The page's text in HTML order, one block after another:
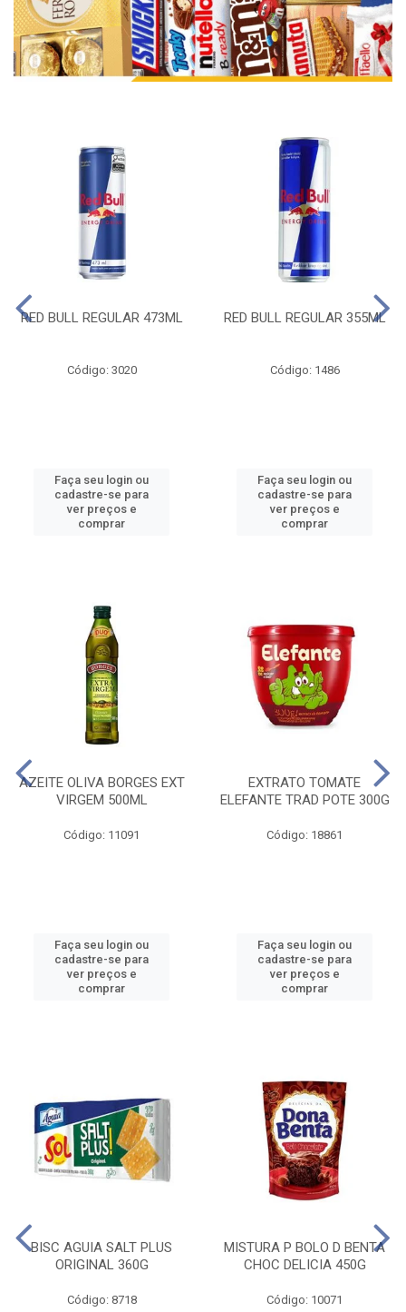
RED BULL REGULAR 473ML
Código: 3020
Faça seu login ou
cadastre-se para
ver preços e
comprar
RED BULL REGULAR 355ML
Código: 1486
Faça seu login ou
cadastre-se para
ver preços e
comprar
AZEITE OLIVA BORGES EXT
VIRGEM 500ML
Código: 11091
Faça seu login ou
cadastre-se para
ver preços e
comprar
EXTRATO TOMATE
ELEFANTE TRAD POTE 300G
Código: 18861
Faça seu login ou
cadastre-se para
ver preços e
comprar
BISC AGUIA SALT PLUS
ORIGINAL 360G
Código: 8718
MISTURA P BOLO D BENTA
CHOC DELICIA 450G
Código: 10071